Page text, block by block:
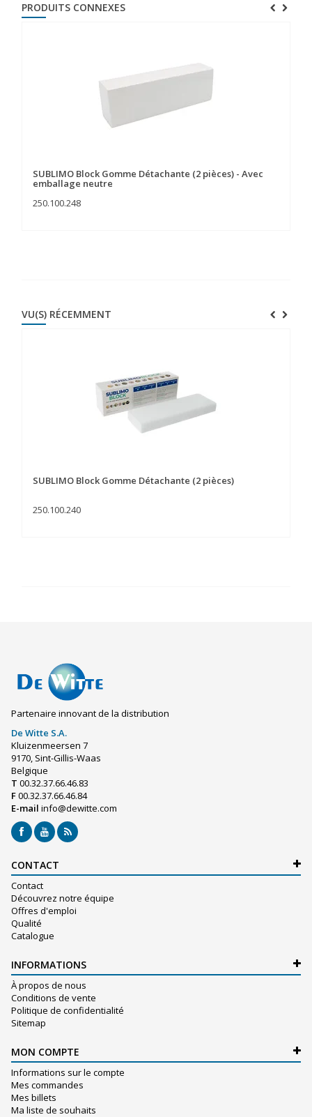
PRODUITS CONNEXES
SUBLIMO Block Gomme Détachante (2 pièces) - Avec
emballage neutre
250.100.248
VU(S) RÉCEMMENT
SUBLIMO Block Gomme Détachante (2 pièces)
250.100.240
Partenaire innovant de la distribution
De Witte S.A.
Kluizenmeersen 7
9170, Sint-Gillis-Waas
Belgique
T 00.32.37.66.46.83
F00.32.37.66.46.84
E-mail info@dewitte.com
CONTACT
Contact
Découvrez notre équipe
Offres d'emploi
Qualité
Catalogue
INFORMATIONS
À propos de nous
Conditions de vente
Politique de confidentialité
Sitemap
MON COMPTE
Informations sur le compte
Mes commandes
Mes billets
Ma liste de souhaits